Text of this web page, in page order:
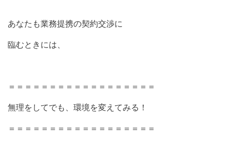
あなたも業務提携の契約交渉に
臨むときには、
＝＝＝＝＝＝＝＝＝＝＝＝＝＝＝＝＝＝
無理をしてでも、環境を変えてみる！
＝＝＝＝＝＝＝＝＝＝＝＝＝＝＝＝＝＝